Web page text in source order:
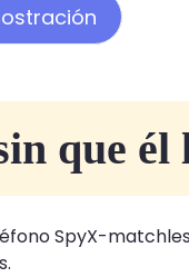
que él
SpyX-